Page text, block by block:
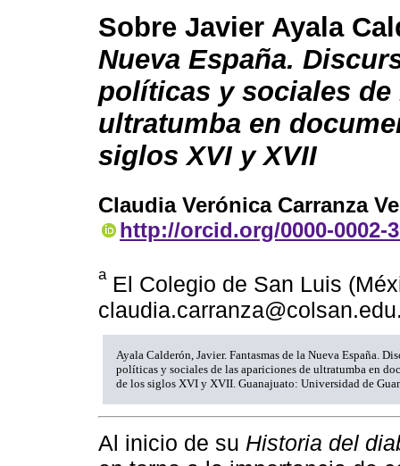
Sobre Javier Ayala
Nueva España.
políticas y sociales
ultratumba en
siglos XVI y XVII
Claudia Verónica Carranza
http://orcid.org/0000-0002-
aEl Colegio de San Luis
Ayala Calderón, Javier. Fantasmas de la Nueva España.
políticas y sociales de las apariciones de ultratumba en
de los siglos XVI y XVII. Guanajuato: Universidad de
Al inicio de su Historia del